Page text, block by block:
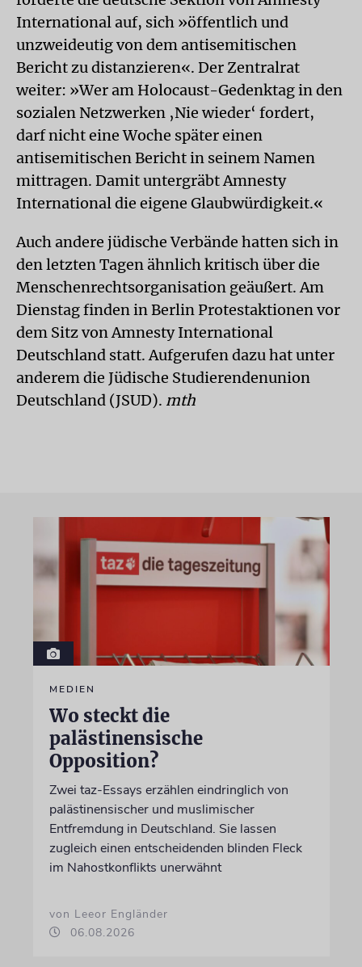
International auf, sich »öffentlich und
unzweideutig von dem antisemitischen
Bericht zu distanzieren«. Der Zentralrat
weiter: »Wer am Holocaust-Gedenktag in den
sozialen Netzwerken ‚Nie wieder‘ fordert,
darf nicht eine Woche später einen
antisemitischen Bericht in seinem Namen
mittragen. Damit untergräbt Amnesty
International die eigene Glaubwürdigkeit.«
Auch andere jüdische Verbände hatten sich in
den letzten Tagen ähnlich kritisch über die
Menschenrechtsorganisation geäußert. Am
Dienstag finden in Berlin Protestaktionen vor
dem Sitz von Amnesty International
Deutschland statt. Aufgerufen dazu hat unter
anderem die Jüdische Studierendenunion
Deutschland (JSUD). mth
MEDIEN
Wo steckt die
palästinensische
Opposition?
Zwei taz-Essays erzählen eindringlich von
palästinensischer und muslimischer
Entfremdung in Deutschland. Sie lassen
zugleich einen entscheidenden blinden Fleck
im Nahostkonflikts unerwähnt
von Leeor Engländer
06.08.2026